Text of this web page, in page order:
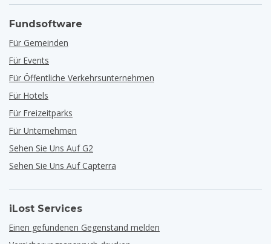
Fundsoftware
Für Gemeinden
Für Events
Für Öffentliche Verkehrsunternehmen
Für Hotels
Für Freizeitparks
Für Unternehmen
Sehen Sie Uns Auf G2
Sehen Sie Uns Auf Capterra
iLost Services
Einen gefundenen Gegenstand melden